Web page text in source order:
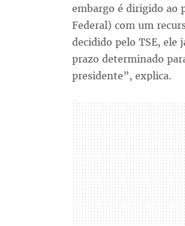
embargo é dirigido ao
Federal) com um
decidido pelo TSE,
prazo determinado
presidente”, explica.